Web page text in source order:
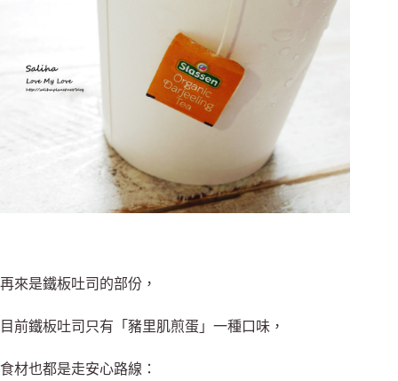
再來是鐵板吐司的部份，
目前鐵板吐司只有「豬里肌煎蛋」一種口味，
食材也都是走安心路線：